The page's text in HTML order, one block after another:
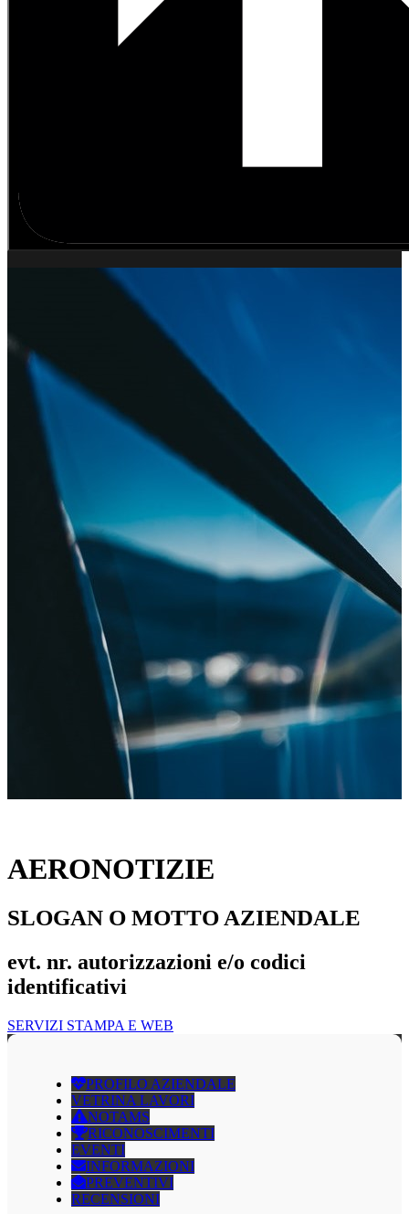
AERONOTIZIE
SLOGAN O MOTTO AZIENDALE
evt. nr. autorizzazioni e/o codici
identificativi
SERVIZI STAMPA E WEB
PROFILO AZIENDALE
VETRINA LAVORI
NOTAMS
RICONOSCIMENTI
EVENTI
INFORMAZIONI
PREVENTIVI
RECENSIONI